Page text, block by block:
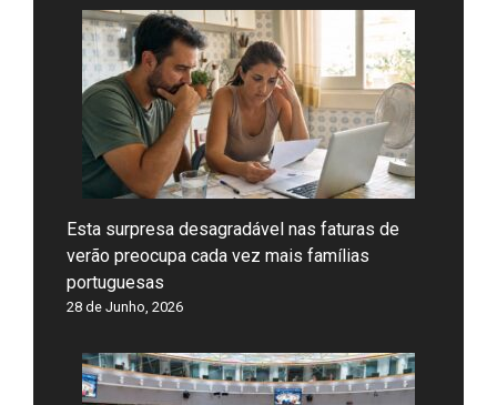
Esta surpresa desagradável nas faturas de
verão preocupa cada vez mais famílias
portuguesas
28 de Junho, 2026